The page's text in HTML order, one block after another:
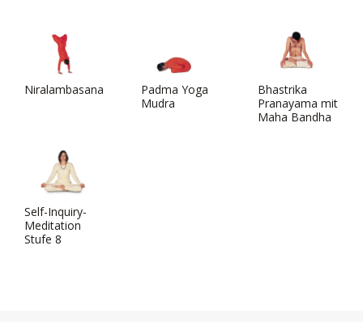
Niralambasana
Padma Yoga
Mudra
Bhastrika
Pranayama mit
Maha Bandha
Self-Inquiry-
Meditation
Stufe 8